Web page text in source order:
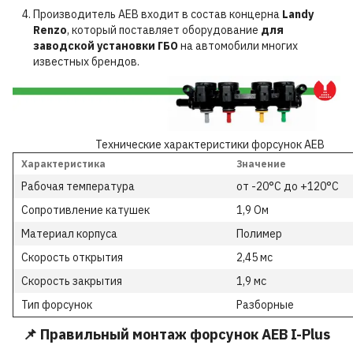
Производитель AEB входит в состав концерна Landy
Renzo, который поставляет оборудование для
заводской установки ГБОна автомобили многих
известных брендов.
Технические характеристики форсунок AEB
Характеристика Значение
Рабочая температура
от -20°C до +120°C
Сопротивление катушек
1,9 Ом
Материал корпуса
Полимер
Скорость открытия
2,45 мс
Скорость закрытия
1,9 мс
Тип форсунок
Разборные
📌 Правильный монтаж форсунок AEB I-Plus